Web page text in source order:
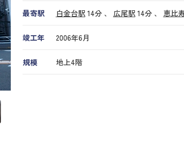
最寄駅 白金台駅14分 、 広尾駅14分 、 恵比
竣工年 2006年6月
規模 地上4階